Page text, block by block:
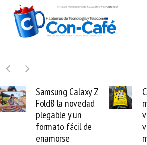
Z
Cashea levanta 100
millones de dólares y
valida el crédito del
venezolano ante el
mundo